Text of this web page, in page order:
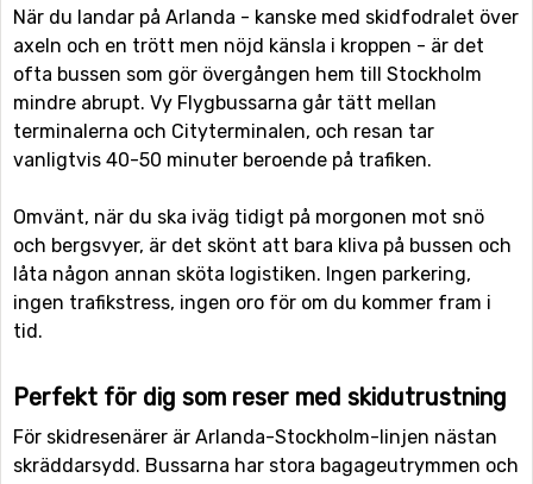
När du landar på Arlanda - kanske med skidfodralet över
axeln och en trött men nöjd känsla i kroppen - är det
ofta bussen som gör övergången hem till Stockholm
mindre abrupt. Vy Flygbussarna går tätt mellan
terminalerna och Cityterminalen, och resan tar
vanligtvis 40-50 minuter beroende på trafiken.
Omvänt, när du ska iväg tidigt på morgonen mot snö
och bergsvyer, är det skönt att bara kliva på bussen och
låta någon annan sköta logistiken. Ingen parkering,
ingen trafikstress, ingen oro för om du kommer fram i
tid.
Perfekt för dig som reser med skidutrustning
För skidresenärer är Arlanda-Stockholm-linjen nästan
skräddarsydd. Bussarna har stora bagageutrymmen och